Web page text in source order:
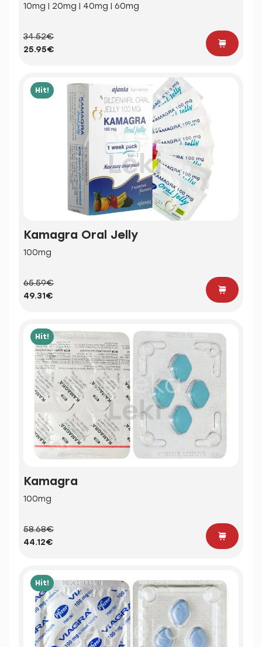
10mg | 20mg | 40mg | 60mg
34.52€
25.95€
Hit!
Kamagra Oral Jelly
100mg
65.59€
49.31€
Hit!
Kamagra
100mg
58.68€
44.12€
Hit!